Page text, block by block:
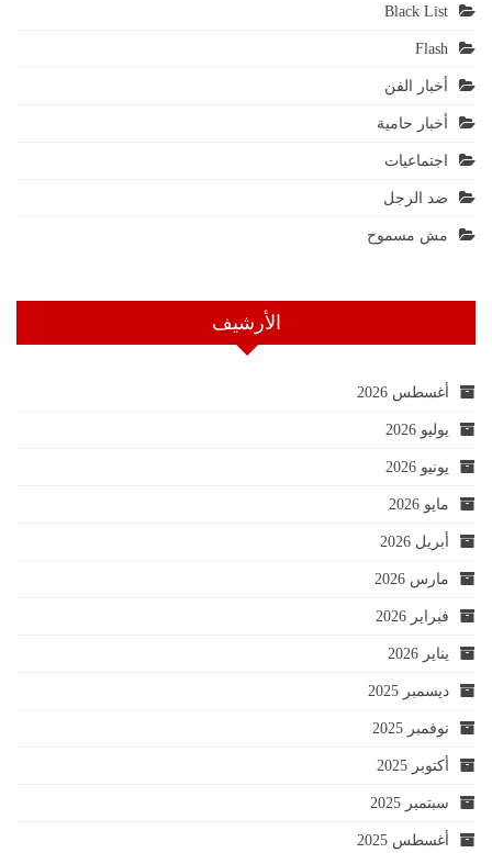
Black List
Flash
أخبار الفن
أخبار حامية
اجتماعيات
ضد الرجل
مش مسموح
الأرشيف
أغسطس 2026
يوليو 2026
يونيو 2026
مايو 2026
أبريل 2026
مارس 2026
فبراير 2026
يناير 2026
ديسمبر 2025
نوفمبر 2025
أكتوبر 2025
سبتمبر 2025
أغسطس 2025